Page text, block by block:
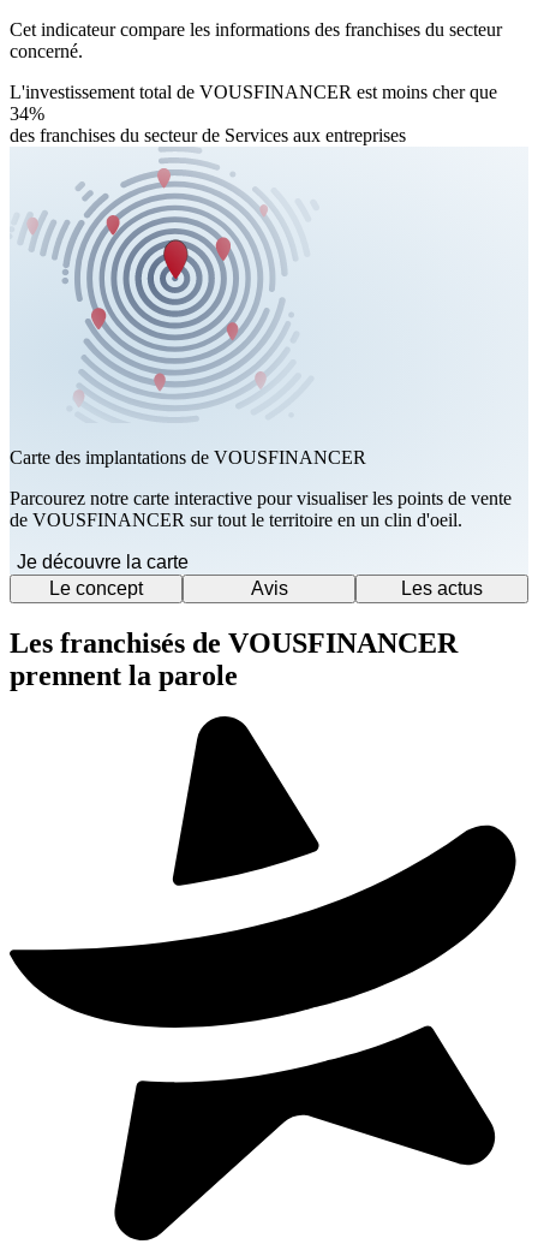
Cet indicateur compare les informations des franchises du secteur
concerné.
L'investissement total de VOUSFINANCER est moins cher que
34%
des franchises du secteur de Services aux entreprises
Carte des implantations de VOUSFINANCER
Parcourez notre carte interactive pour visualiser les points de vente
de VOUSFINANCER sur tout le territoire en un clin d'oeil.
Je découvre la carte
Le concept
Avis Les actus
Les franchisés de VOUSFINANCER
prennent la parole